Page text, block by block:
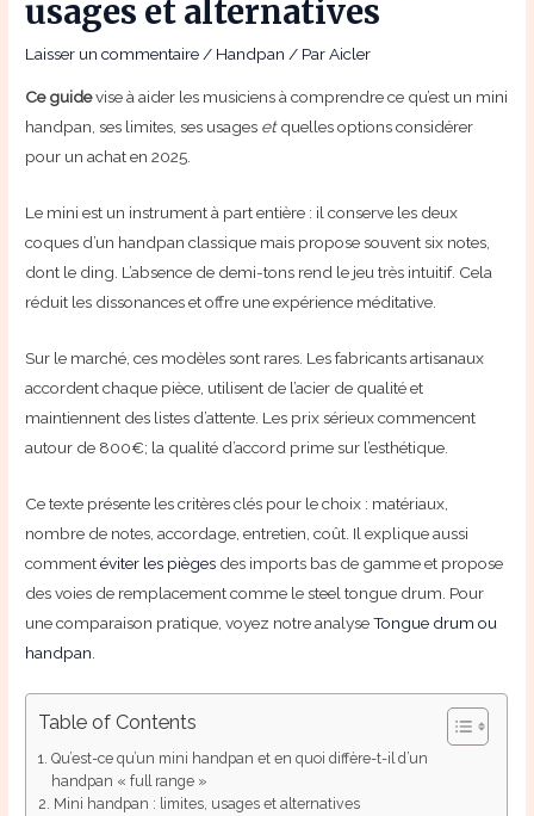
usages et alternatives
Laisser un commentaire/ Handpan / ParAicler
Ce guidevise à aider les musiciens à comprendre ce qu’est un mini
handpan, ses limites, ses usages etquelles options considérer
pour un achat en 2025.
Le mini est un instrument à part entière : il conserve les deux
coques d’un handpan classique mais propose souvent six notes,
dont le ding. L’absence de demi-tons rend le jeu très intuitif. Cela
réduit les dissonances et offre une expérience méditative.
Sur le marché, ces modèles sont rares. Les fabricants artisanaux
accordent chaque pièce, utilisent de l’acier de qualité et
maintiennent des listes d’attente. Les prix sérieux commencent
autour de 800€; la qualité d’accord prime sur l’esthétique.
Ce texte présente les critères clés pour le choix : matériaux,
nombre de notes, accordage, entretien, coût. Il explique aussi
commentéviter les pièges des imports bas de gamme et propose
des voies de remplacement comme le steel tongue drum. Pour
une comparaison pratique, voyez notre analyseTongue drum ou
handpan
Table of Contents
Qu’est-ce qu’un mini handpan et en quoi diffère-t-il d’un
handpan « full range »
Mini handpan : limites, usages et alternatives